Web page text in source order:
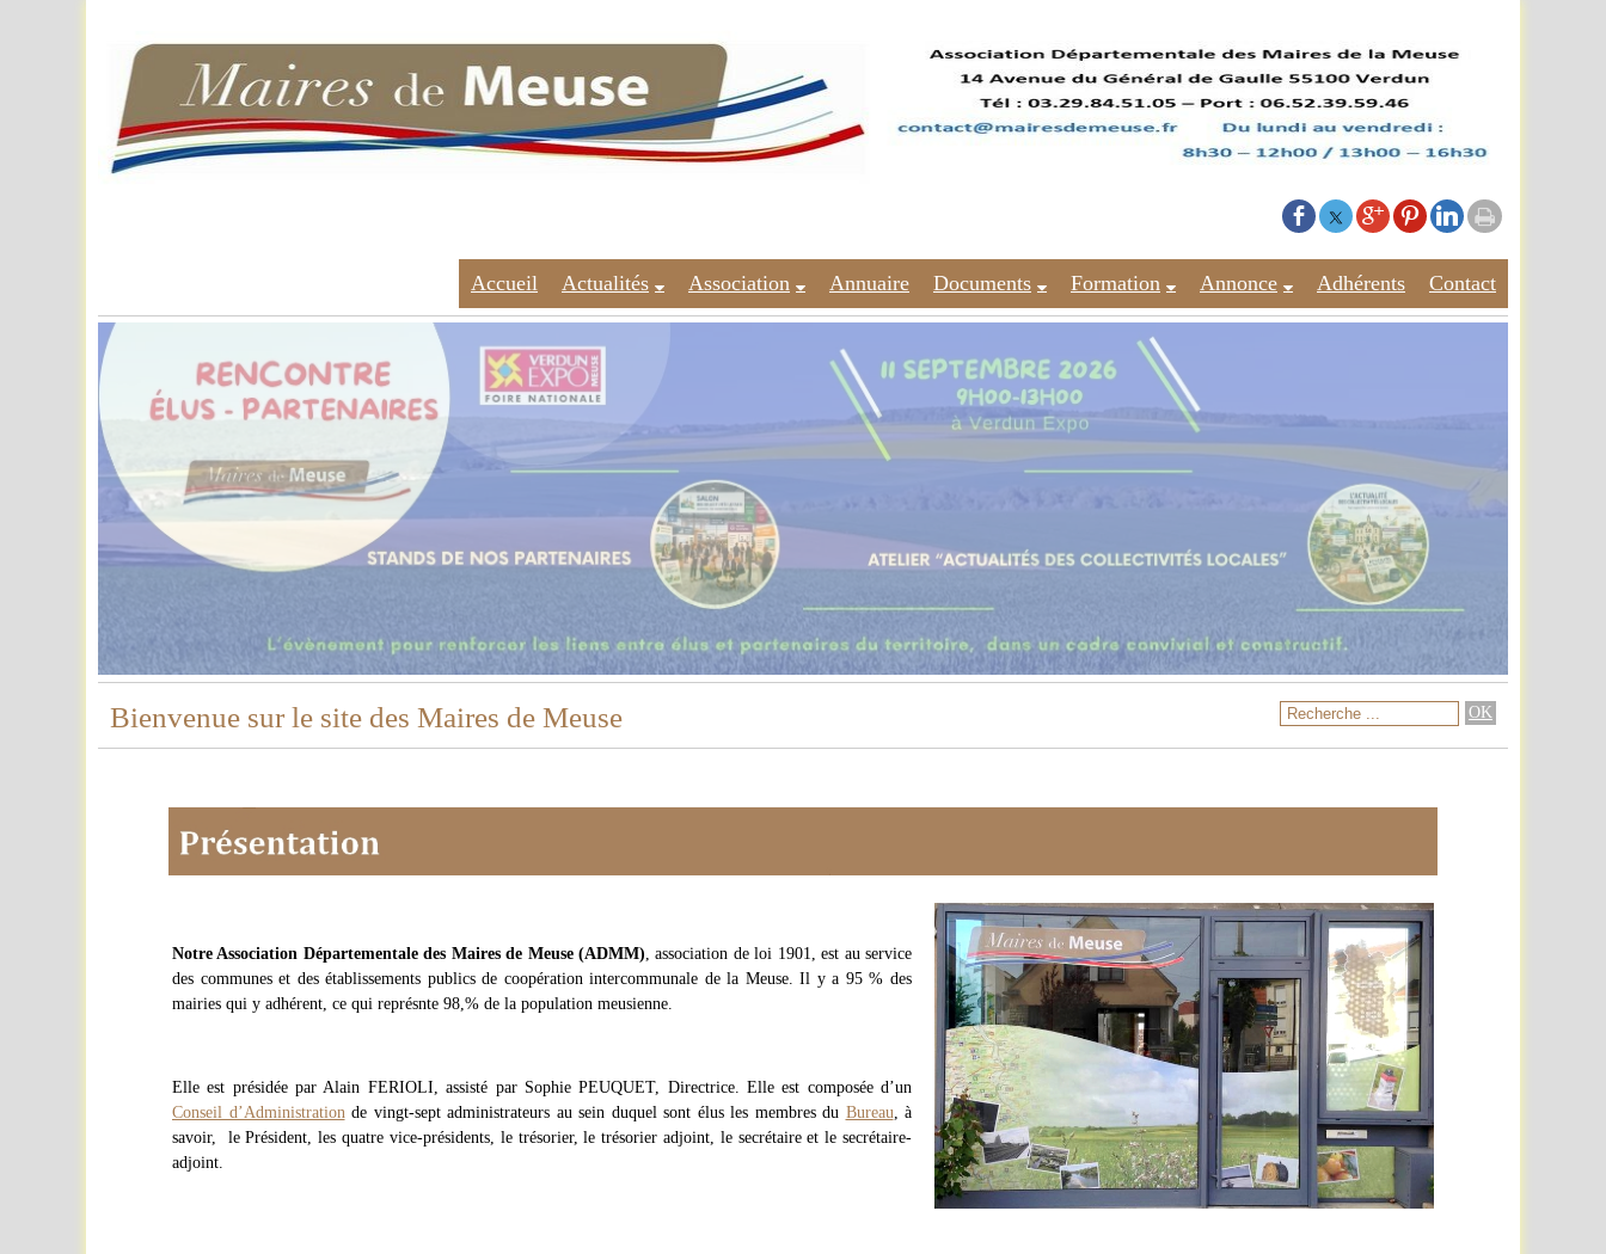
Accueil Actualités Association Annuaire Documents Formation Annonce Adhérents Contact
Bienvenue sur le site des Maires de Meuse
Notre Association Départementale des Maires de Meuse (ADMM), association de loi 1901, est au service
des communes et des établissements publics de coopération intercommunale de la Meuse. Il y a 95 % des
mairies qui y adhérent, ce qui représnte 98,% de la population meusienne.
Elle est présidée par Alain FERIOLI, assisté par Sophie PEUQUET, Directrice. Elle est composée d’un
Conseil d’Administrationde vingt-sept administrateurs au sein duquel sont élus les membres du Bureau, à
savoir, le Président, les quatre vice-présidents, le trésorier, le trésorier adjoint, le secrétaire et le secrétaire-
adjoint.